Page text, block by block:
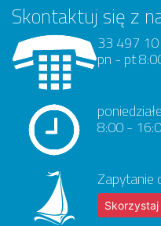
Skontaktuj się z
33 497
pn - pt
8:00 -
Zapytanie